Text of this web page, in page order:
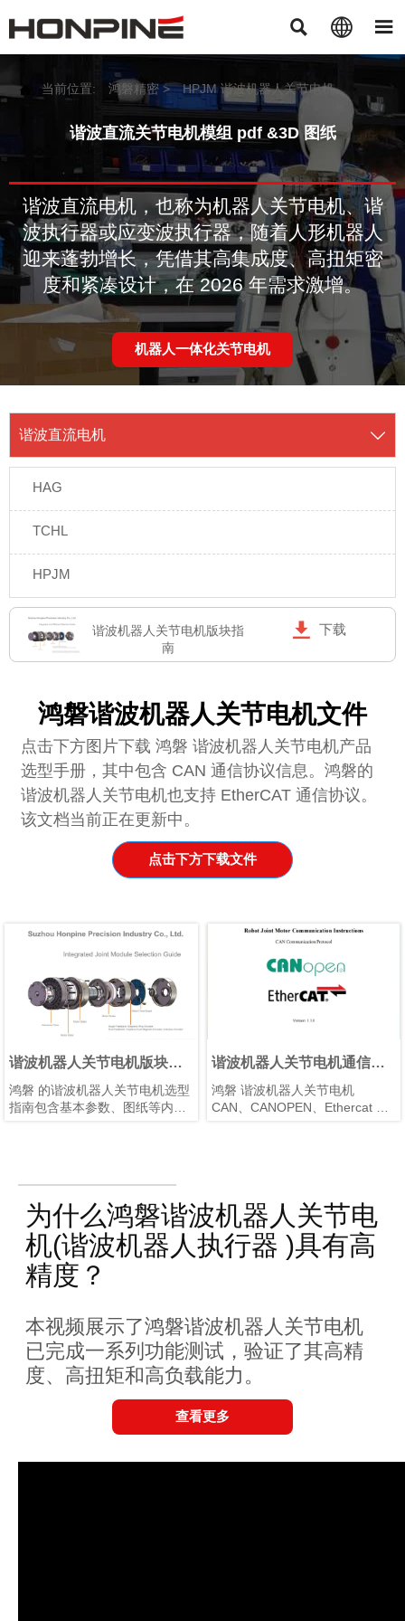
  
 当前位置: 鸿磐精密> HPJM 谐波机器人关节电机
谐波直流关节电机模组 pdf &3D 图纸
谐波直流电机，也称为机器人关节电机、谐
波执行器或应变波执行器，随着人形机器人
迎来蓬勃增长，凭借其高集成度、高扭矩密
度和紧凑设计，在 2026 年需求激增。
机器人一体化关节电机
谐波直流电机 
HAG
TCHL
HPJM
谐波机器人关节电机版块指
南
 下载
鸿磐谐波机器人关节电机文件
点击下方图片下载 鸿磐 谐波机器人关节电机产品
选型手册，其中包含 CAN 通信协议信息。鸿磐的
谐波机器人关节电机也支持 EtherCAT 通信协议。
该文档当前正在更新中。
点击下方下载文件
谐波机器人关节电机版块指
南
鸿磐 的谐波机器人关节电机选型
指南包含基本参数、图纸等内
谐波机器人关节电机通信协
议
鸿磐 谐波机器人关节电机
CAN、CANOPEN、Ethercat 通
为什么鸿磐谐波机器人关节电
机(谐波机器人执行器 )具有高
精度？
本视频展示了鸿磐谐波机器人关节电机
已完成一系列功能测试，验证了其高精
度、高扭矩和高负载能力。
查看更多